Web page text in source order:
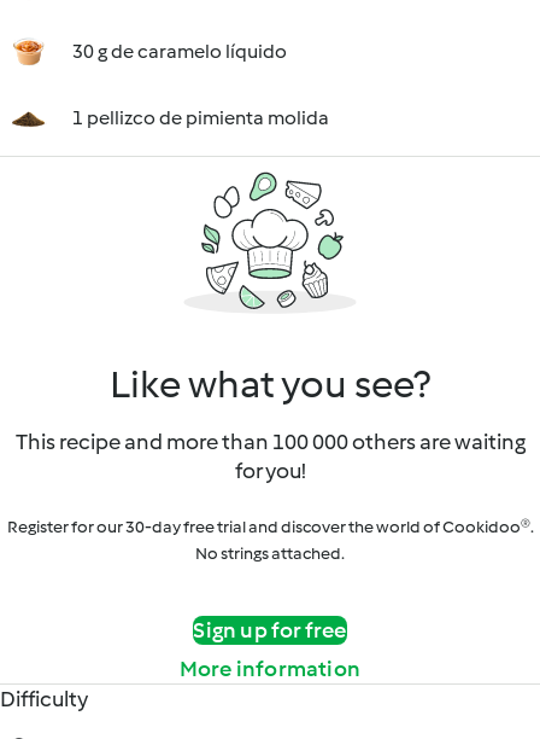
30 g de caramelo líquido
1 pellizco de pimienta molida
Like what you see?
This recipe and more than 100 000 others are waiting
for you!
Register for our 30-day free trial and discover the world of Cookidoo®.
No strings attached.
Sign up for free
More information
Difficulty